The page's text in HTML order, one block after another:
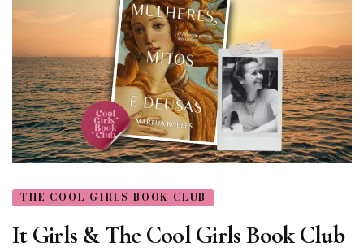
THE COOL GIRLS BOOK CLUB
It Girls & The Cool Girls Book Club